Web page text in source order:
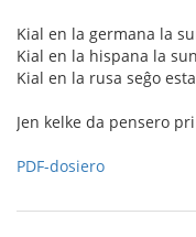
Kial en la germana la
Kial en la hispana la
Kial en la rusa seĝo
Jen kelke da pensero
PDF-dosiero